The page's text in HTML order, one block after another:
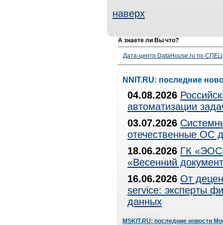
наверх
А знаете ли Вы что?
Дата-центр DataHouse.ru по
NNIT.RU: последние
04.08.2026
автоматизации
03.07.2026
отечественные ОС
18.06.2026 ГК
«Весенний
16.06.2026 От
service: эксперты
данных
MSKIT.RU: последние новости